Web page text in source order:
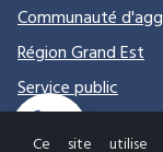
Communauté
Région Grand Est
Service public
Ce site utilise